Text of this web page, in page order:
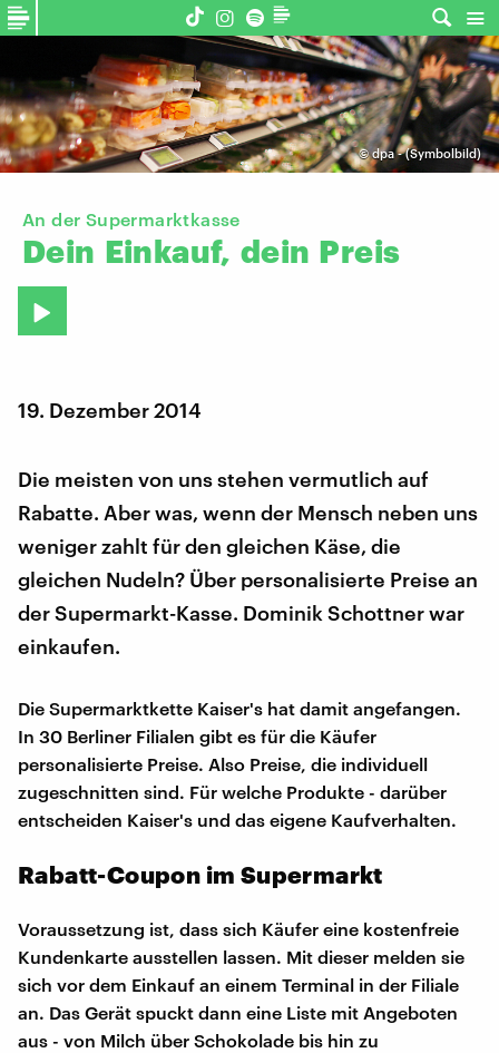
©dpa - (Symbolbild)
An der Supermarktkasse
Dein Einkauf, dein Preis
19. Dezember 2014
Die meisten von uns stehen vermutlich auf
Rabatte. Aber was, wenn der Mensch neben uns
weniger zahlt für den gleichen Käse, die
gleichen Nudeln? Über personalisierte Preise an
der Supermarkt-Kasse. Dominik Schottner war
einkaufen.
Die Supermarktkette Kaiser's hat damit angefangen.
In 30 Berliner Filialen gibt es für die Käufer
personalisierte Preise. Also Preise, die individuell
zugeschnitten sind. Für welche Produkte - darüber
entscheiden Kaiser's und das eigene Kaufverhalten.
Rabatt-Coupon im Supermarkt
Voraussetzung ist, dass sich Käufer eine kostenfreie
Kundenkarte ausstellen lassen. Mit dieser melden sie
sich vor dem Einkauf an einem Terminal in der Filiale
an. Das Gerät spuckt dann eine Liste mit Angeboten
aus - von Milch über Schokolade bis hin zu